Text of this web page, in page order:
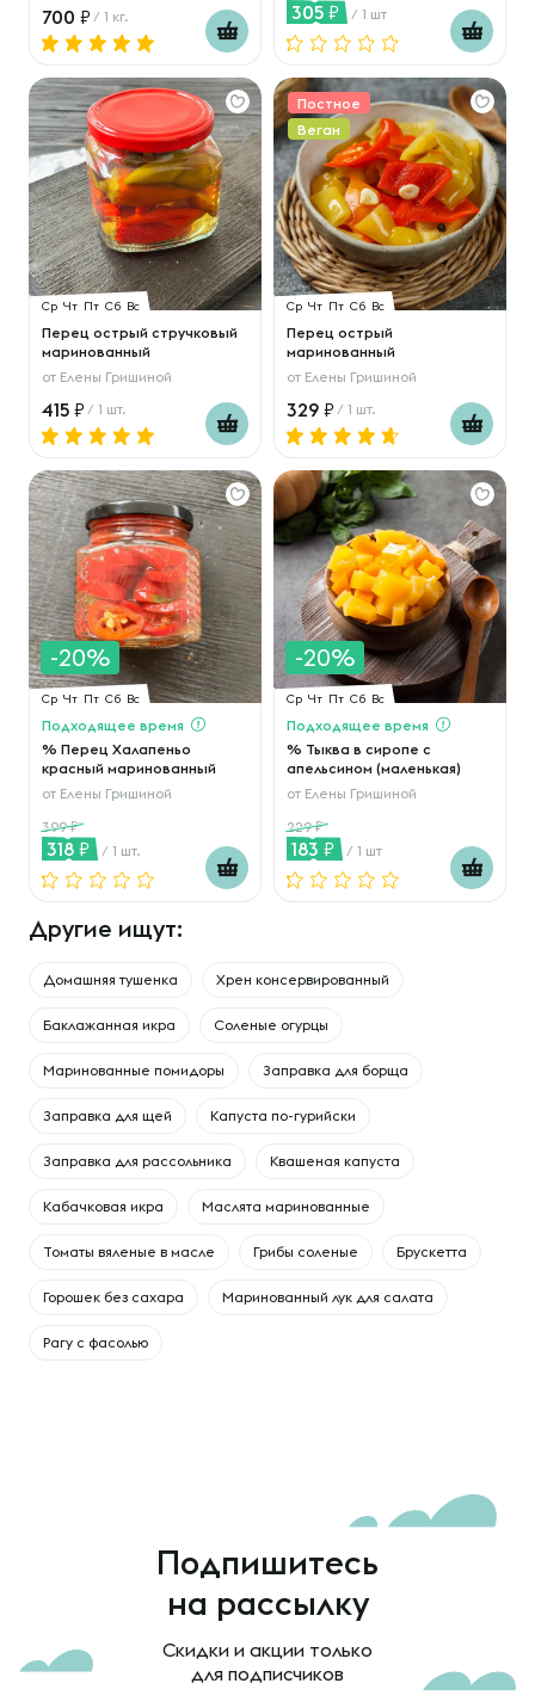
700 / 1 кг. 305 / 1 шт
Ср Чт Пт Сб Вс
Перец острый стручковый
маринованный
от Елены Гришиной
415 / 1 шт.
Постное
Веган
Ср Чт Пт Сб Вс
Перец острый
маринованный
от Елены Гришиной
329 / 1 шт.
-20%
Ср Чт Пт Сб Вс
Подходящее время
% Перец Халапеньо
красный маринованный
от Елены Гришиной
399
318 / 1 шт.
-20%
Ср Чт Пт Сб Вс
Подходящее время
% Тыква в сиропе с
апельсином (маленькая)
от Елены Гришиной
229
183 / 1 шт
Другие ищут:
Домашняя тушенка Хрен консервированный
Баклажанная икра Соленые огурцы
Маринованные помидоры Заправка для борща
Заправка для щей Капуста по-гурийски
Заправка для рассольника Квашеная капуста
Кабачковая икра Маслята маринованные
Томаты вяленые в масле Грибы соленые Брускетта
Горошек без сахара Маринованный лук для салата
Рагу с фасолью
Подпишитесь
на рассылку
Скидки и акции только
для подписчиков